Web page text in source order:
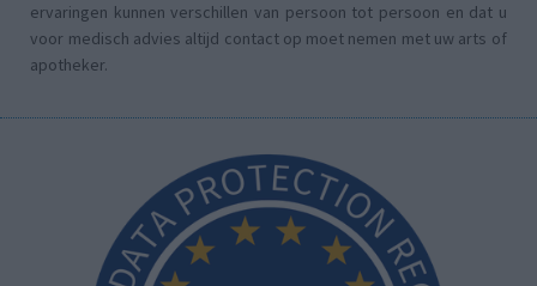
ervaringen kunnen verschillen van persoon tot persoon en dat u
voor medisch advies altijd contact op moet nemen met uw arts of
apotheker.